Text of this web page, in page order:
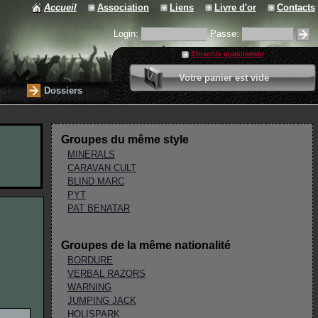
Accueil Association Liens Livre d'or Contacts
Login: Passe:
S'inscrire gratuitement
Votre panier est vide
0 article
Valider votre panier
Dossiers
Groupes du même style
MINERALS
CARAVAN CULT
BLIND MARC
PYT
PAT BENATAR
Groupes de la même nationalité
BORDURE
VERBAL RAZORS
WARNING
JUMPING JACK
HOLISPARK